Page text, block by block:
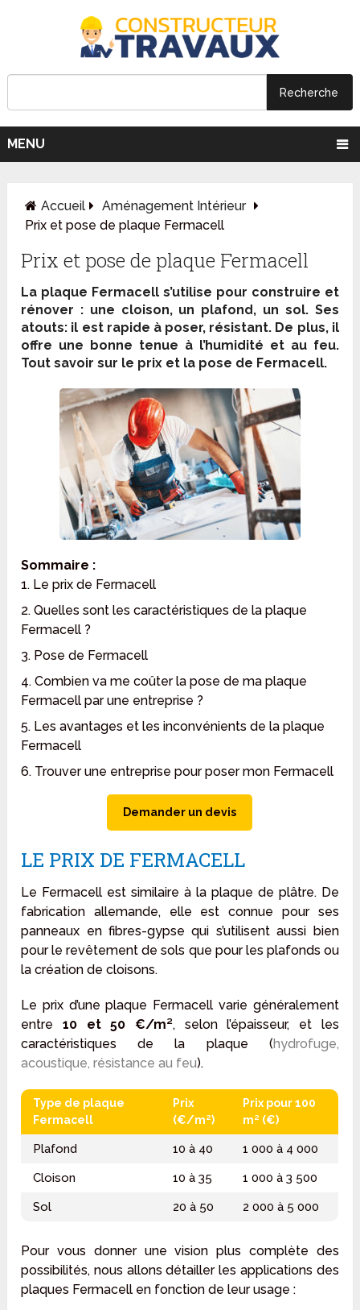
MENU
Accueil
Aménagement Intérieur
Prix et pose de plaque Fermacell
Prix et pose de plaque Fermacell
La plaque Fermacell s’utilise pour construire et
rénover : une cloison, un plafond, un sol. Ses
atouts: il est rapide à poser, résistant. De plus, il
offre une bonne tenue à l’humidité et au feu.
Tout savoir sur le prix et la pose de Fermacell.
Sommaire :
1. Le prix de Fermacell
2. Quelles sont les caractéristiques de la plaque
Fermacell ?
3. Pose de Fermacell
4. Combien va me coûter la pose de ma plaque
Fermacell par une entreprise ?
5. Les avantages et les inconvénients de la plaque
Fermacell
6. Trouver une entreprise pour poser mon Fermacell
Demander un devis
LE PRIX DE FERMACELL
Le Fermacell est similaire à la plaque de plâtre. De
fabrication allemande, elle est connue pour ses
panneaux en fibres-gypse qui s’utilisent aussi bien
pour le revêtement de sols que pour les plafonds ou
la création de cloisons.
Le prix d’une plaque Fermacell varie généralement
entre 10 et 50 €/m², selon l’épaisseur, et les
caractéristiques de la plaque (hydrofuge,
acoustique, résistance au feu).
Type de plaque
Fermacell
Prix
(€/m²)
Prix pour 100
m² (€)
Plafond 10 à 40
1 000 à 4 000
Cloison
10 à 35
1 000 à 3 500
Sol
20 à 50 2 000 à 5 000
Pour vous donner une vision plus complète des
possibilités, nous allons détailler les applications des
plaques Fermacell en fonction de leur usage :